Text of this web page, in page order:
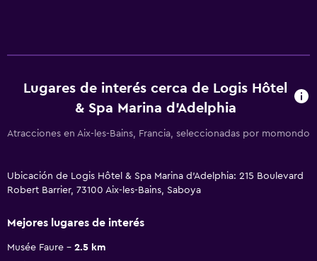
Lugares de interés cerca de Logis Hôtel
& Spa Marina d'Adelphia
Atracciones en Aix-les-Bains, Francia, seleccionadas por momondo
Ubicación de Logis Hôtel & Spa Marina d'Adelphia: 215 Boulevard
Robert Barrier, 73100 Aix-les-Bains, Saboya
Mejores lugares de interés
Musée Faure
2.5 km